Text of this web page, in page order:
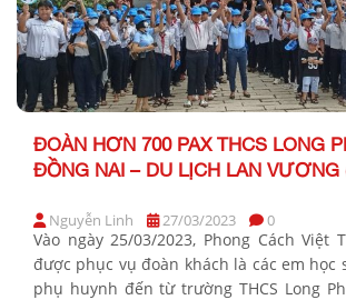
ĐOÀN HƠN 700 PAX THCS LONG
ĐỒNG NAI – DU LỊCH LAN VƯƠNG
Nguyễn Linh 27/03/2023 0
Vào ngày 25/03/2023, Phong Cách Việt
được phục vụ đoàn khách là các em học
phụ huynh đến từ trường THCS Long